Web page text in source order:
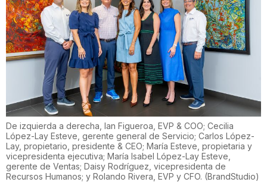
De izquierda a derecha, Ian Figueroa, EVP & COO; Cecilia
López-Lay Esteve, gerente general de Servicio; Carlos López-
Lay, propietario, presidente & CEO; María Esteve, propietaria y
vicepresidenta ejecutiva; María Isabel López-Lay Esteve,
gerente de Ventas; Daisy Rodríguez, vicepresidenta de
Recursos Humanos; y Rolando Rivera, EVP y CFO. (BrandStudio)